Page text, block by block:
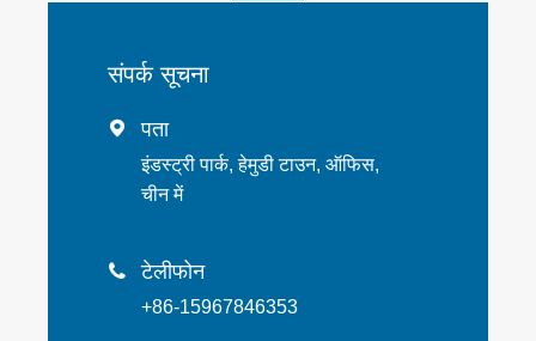
संपर्क सूचना
 पता
इंडस्ट्री पार्क, हेमुडी टाउन, ऑफिस,
चीन में
 टेलीफोन
+86-15967846353